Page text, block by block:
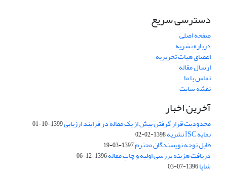
دسترسی سریع
صفحه اصلی
درباره نشریه
اعضای هیات تحریریه
ارسال مقاله
تماس با ما
نقشه سایت
آخرین اخبار
محدودیت قرار گرفتن بیش از یک مقاله در فرایند ارزیابی1399-10-01
نمایه ISC نشریه 1398-02-02
قابل توجه نویسندگان محترم1397-03-19
دریافت هزینه بررسی اولیه و چاپ مقاله1396-12-06
شاپا1396-07-03